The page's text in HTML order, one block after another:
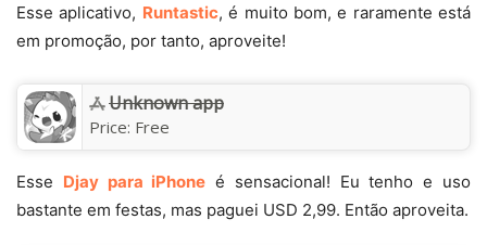
Esse aplicativo, Runtastic, é muito bom, e raramente está
em promoção, por tanto, aproveite!
Unknown app
Price: Free
Esse Djay para iPhone é sensacional! Eu tenho e uso
bastante em festas, mas paguei USD 2,99. Então aproveita.